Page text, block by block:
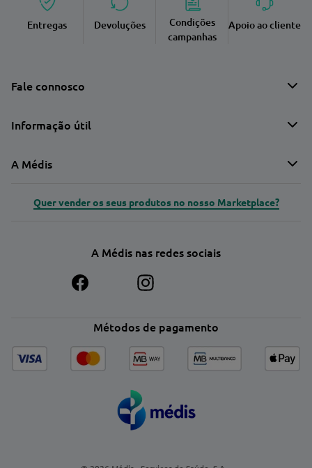
Entregas Devoluções
Condições
campanhas
Apoio ao cliente
Fale connosco
Informação útil
A Médis
Quer vender os seus produtos no nosso Marketplace?
A Médis nas redes sociais
Métodos de pagamento